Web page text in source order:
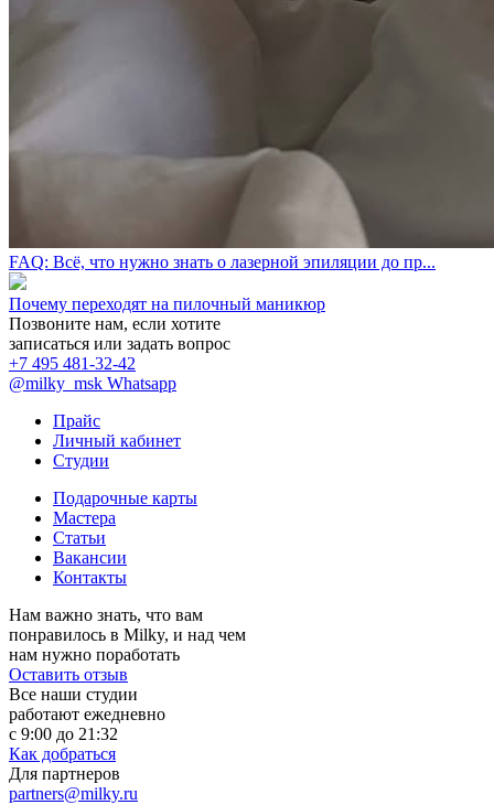
FAQ: Всё, что нужно знать о лазерной эпиляции до пр...
Почему переходят на пилочный маникюр
Позвоните нам, если хотите
записаться или задать вопрос
+7 495 481-32-42
@milky_msk Whatsapp
Прайс
Личный кабинет
Студии
Подарочные карты
Мастера
Статьи
Вакансии
Контакты
Нам важно знать, что вам
понравилось в Milky, и над чем
нам нужно поработать
Оставить отзыв
Все наши студии
работают ежедневно
с 9:00 до 21:32
Как добраться
Для партнеров
partners@milky.ru